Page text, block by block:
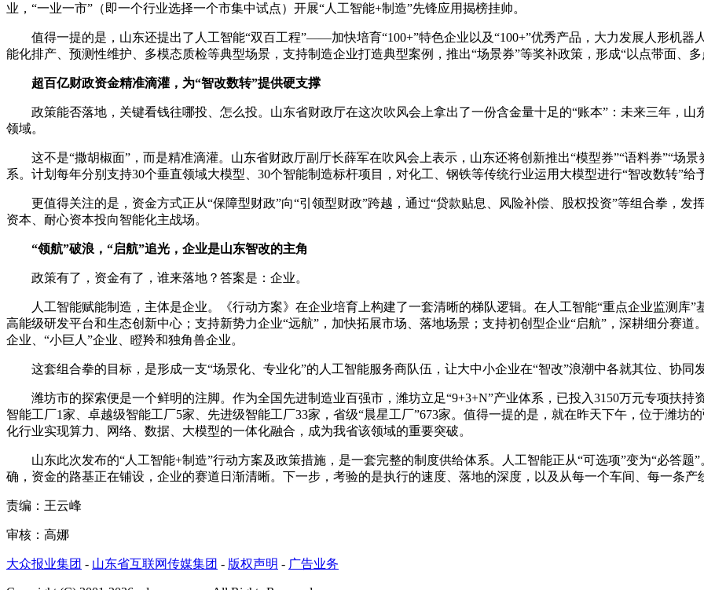
业，“一业一市”（即一个行业选择一个市集中试点）开展“人工智能+制造”先锋应用揭榜挂帅。
值得一提的是，山东还提出了人工智能“双百工程”——加快培育“100+”特色企业以及“100+”优秀产品，大力发展人形机器
能化排产、预测性维护、多模态质检等典型场景，支持制造企业打造典型案例，推出“场景券”等奖补政策，形成“以点带面、
超百亿财政资金精准滴灌，为“智改数转”提供硬支撑
政策能否落地，关键看钱往哪投、怎么投。山东省财政厅在这次吹风会上拿出了一份含金量十足的“账本”：未来三年，山
领域。
这不是“撒胡椒面”，而是精准滴灌。山东省财政厅副厅长薛军在吹风会上表示，山东还将创新推出“模型券”“语料券”“场景
系。计划每年分别支持30个垂直领域大模型、30个智能制造标杆项目，对化工、钢铁等传统行业运用大模型进行“智改数转”给
更值得关注的是，资金方式正从“保障型财政”向“引领型财政”跨越，通过“贷款贴息、风险补偿、股权投资”等组合拳，发
资本、耐心资本投向智能化主战场。
“领航”破浪，“启航”追光，企业是山东智改的主角
政策有了，资金有了，谁来落地？答案是：企业。
人工智能赋能制造，主体是企业。《行动方案》在企业培育上构建了一套清晰的梯队逻辑。在人工智能“重点企业监测库”
高能级研发平台和生态创新中心；支持新势力企业“远航”，加快拓展市场、落地场景；支持初创型企业“启航”，深耕细分赛
企业、“小巨人”企业、瞪羚和独角兽企业。
这套组合拳的目标，是形成一支“场景化、专业化”的人工智能服务商队伍，让大中小企业在“智改”浪潮中各就其位、协同
潍坊市的探索便是一个鲜明的注脚。作为全国先进制造业百强市，潍坊立足“9+3+N”产业体系，已投入3150万元专项扶持
智能工厂1家、卓越级智能工厂5家、先进级智能工厂33家，省级“晨星工厂”673家。值得一提的是，就在昨天下午，位于潍坊
化行业实现算力、网络、数据、大模型的一体化融合，成为我省该领域的重要突破。
山东此次发布的“人工智能+制造”行动方案及政策措施，是一套完整的制度供给体系。人工智能正从“可选项”变为“必答题”
确，资金的路基正在铺设，企业的赛道日渐清晰。下一步，考验的是执行的速度、落地的深度，以及从每一个车间、每一条
责编：王云峰
审核：高娜
大众报业集团 - 山东省互联网传媒集团 - 版权声明 - 广告业务